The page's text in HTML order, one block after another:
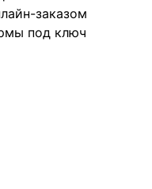
заказом
под ключ